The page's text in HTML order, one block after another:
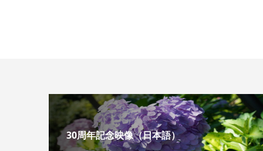
30周年記念映像（日本語）